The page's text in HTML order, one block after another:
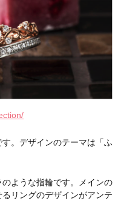
。デザインのテーマは「ふ
ような指輪です。メインの
リングのデザインがアンテ